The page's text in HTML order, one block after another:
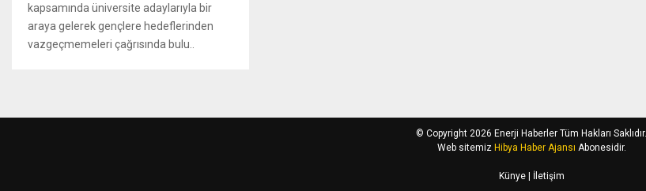
kapsamında üniversite adaylarıyla bir
araya gelerek gençlere hedeflerinden
vazgeçmemeleri çağrısında bulu..
© Copyright 2026 Enerji Haberler Tüm Hakları Saklıdır.
Web sitemiz Hibya Haber Ajansı Abonesidir.
Künye| İletişim